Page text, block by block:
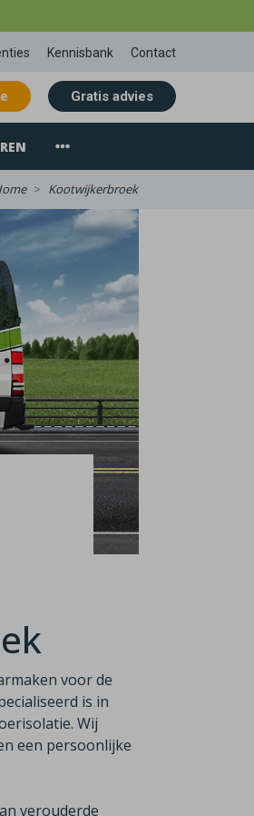
Kennisbank Contact
Gratis advies
Kootwijkerbroek
voor de
is in
Wij
een persoonlijke
verouderde